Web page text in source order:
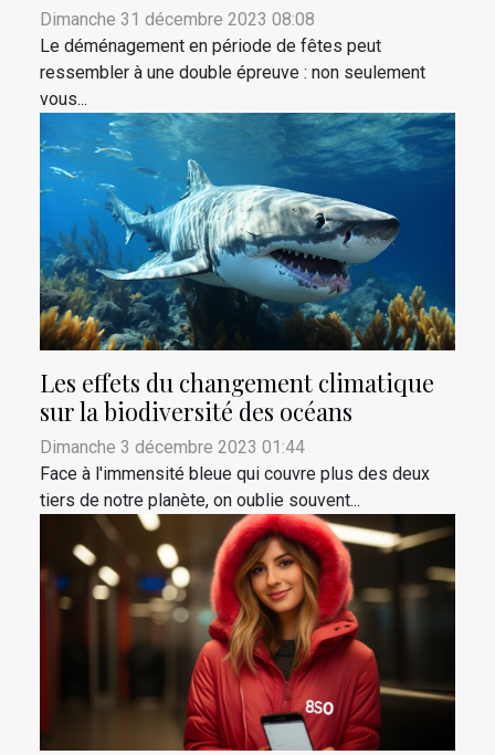
Dimanche 31 décembre 2023 08:08
Le déménagement en période de fêtes peut
ressembler à une double épreuve : non seulement
vous...
Les effets du changement climatique
sur la biodiversité des océans
Dimanche 3 décembre 2023 01:44
Face à l'immensité bleue qui couvre plus des deux
tiers de notre planète, on oublie souvent...